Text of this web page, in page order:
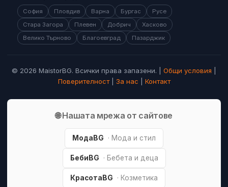
София Пловдив Варна Бургас
Русе
Стара Загора
Плевен Добрич
Хасково
Велико Търново
Благоевград Пазарджик
© 2026 MaistorBG. Всички права запазени. | Общи условия
Поверителност| За нас Контакт
🌐 Нашата мрежа от сайтове
МодаBG · Мода и стил
БебиBG · Бебета и деца
КрасотаBG · Козметика